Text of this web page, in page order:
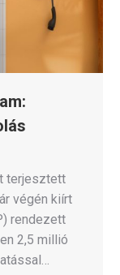
terjesztett
végén kiírt
rendezett
2,5 millió